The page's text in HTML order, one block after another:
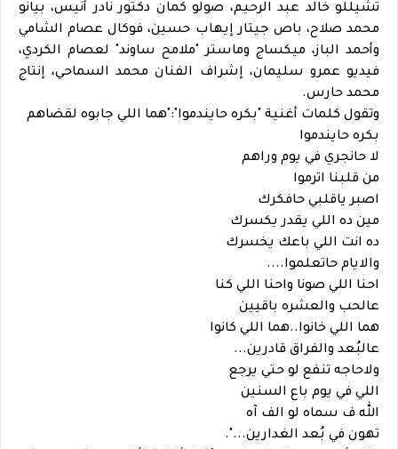
تشيللو خالد عبد الرحيم، صولو كمان دكتور نادر أنيس، بيانو
محمد صلاح، باص جيتار إيهاب حسين، فوكال عصام الشامي
وأحمد الباز، ميكساج وماستر "ملامح ساوند" لعصام الكردي،
فيديو عمرو سليمان، إشراف الفنان محمد السماحي، إنتاج
محمد حارس.
وتقول كلمات أغنية "بكره حايندموا":"هما اللي جابوه لقضاهم
بكره حايندموا
لا حانجري في يوم وراهم
من قلبنا اترموا
اصبر ياقلبي حافكرك
مين ده اللي يقدر يكسرك
ده انت اللي باعك يخسرك
والايام حاتعلموا....
احنا اللي صونا واحنا اللي كنا
عالحب والعشره باقيين
هما اللي خانوا..هما اللي كانوا
عالبُعد والفراق قادرين...
ولاحاجه تنفع لو حتي يرجع
اللي في يوم باع السنين
الله ف سماه لو الف آه
تهون في بُعد الغدارين...".